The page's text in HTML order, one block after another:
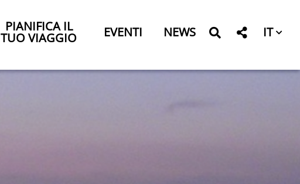
PIANIFICA IL
TUO VIAGGIO EVENTI NEWS IT